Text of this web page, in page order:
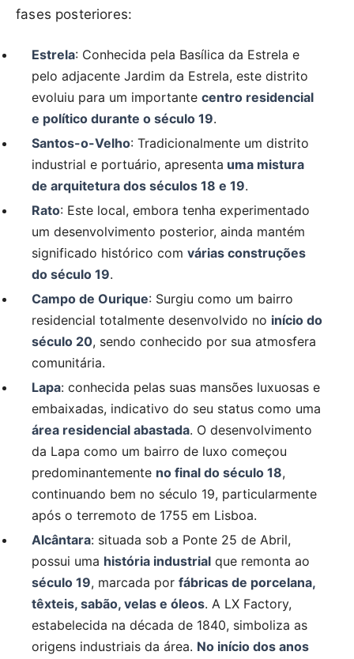
fases posteriores:
Estrela: Conhecida pela Basílica da Estrela e
pelo adjacente Jardim da Estrela, este distrito
evoluiu para um importante centro residencial
e político durante o século 19.
Santos-o-Velho: Tradicionalmente um distrito
industrial e portuário, apresenta uma mistura
de arquitetura dos séculos 18 e 19.
Rato: Este local, embora tenha experimentado
um desenvolvimento posterior, ainda mantém
significado histórico com várias construções
do século 19.
Campo de Ourique: Surgiu como um bairro
residencial totalmente desenvolvido no início do
século 20, sendo conhecido por sua atmosfera
comunitária.
Lapa: conhecida pelas suas mansões luxuosas e
embaixadas, indicativo do seu status como uma
área residencial abastada. O desenvolvimento
da Lapa como um bairro de luxo começou
predominantemente no final do século 18,
continuando bem no século 19, particularmente
após o terremoto de 1755 em Lisboa.
Alcântara: situada sob a Ponte 25 de Abril,
possui uma história industrial que remonta ao
século 19, marcada por fábricas de porcelana,
têxteis, sabão, velas e óleos. A LX Factory,
estabelecida na década de 1840, simboliza as
origens industriais da área. No início dos anos